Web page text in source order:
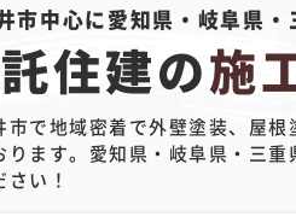
市中心に愛知県・岐阜県・
住建の施
市で地域密着で外壁塗装、屋
ります。愛知県・岐阜県・三
い！